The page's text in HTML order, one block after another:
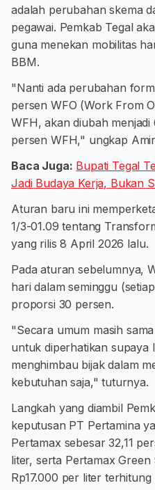
adalah perubahan skema
pegawai. Pemkab Tegal
guna menekan mobilitas
BBM.
"Nanti ada perubahan
persen WFO (Work From
WFH, akan diubah
persen WFH," ungkap
Baca Juga: Bupati Tegal
Jadi Budaya Kerja, Bukan
Aturan baru ini
1/3-01.09 tentang
yang rilis 8 April 2026 lalu.
Pada aturan sebelumnya,
hari dalam seminggu
proporsi 30 persen.
"Secara umum masih
untuk diperhatikan supaya
menghimbau bijak dalam
kebutuhan saja," tuturnya.
Langkah yang diambil
keputusan PT Pertamina
Pertamax sebesar 32,11
liter, serta Pertamax Green
Rp17.000 per liter